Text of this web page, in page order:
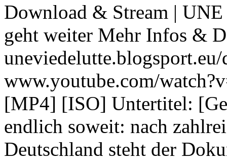
Download & Stream |
geht weiter Mehr Infos &
www.youtube.com/
[MP4] [ISO] Untertitel:
endlich soweit: nach
Deutschland steht der